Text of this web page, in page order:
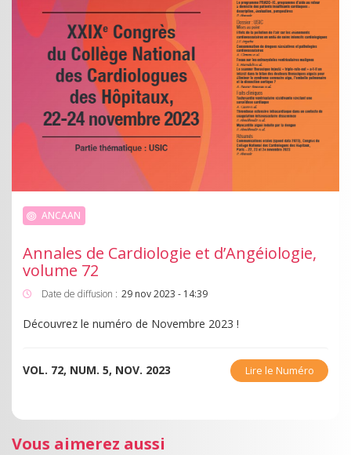
ANCAAN
Annales de Cardiologie et d’Angéiologie,
volume 72
Date de diffusion : 29 nov 2023 - 14:39
Découvrez le numéro de Novembre 2023 !
VOL. 72, NUM. 5, NOV. 2023 Lire le Numéro
Vous aimerez aussi